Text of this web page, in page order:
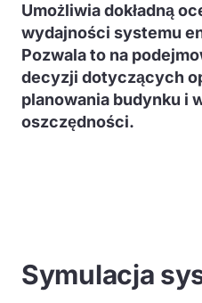
Umożliwia dokładną
wydajności systemu
Pozwala to na
decyzji dotyczących
planowania budynku i
oszczędności.
Symulacja